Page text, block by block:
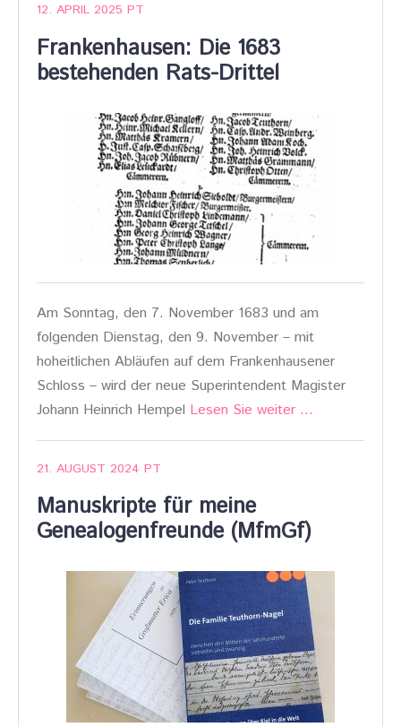
12. APRIL 2025 PT
Frankenhausen: Die 1683
bestehenden Rats-Drittel
Am Sonntag, den 7. November 1683 und am
folgenden Dienstag, den 9. November – mit
hoheitlichen Abläufen auf dem Frankenhausener
Schloss – wird der neue Superintendent Magister
Johann Heinrich Hempel Lesen Sie weiter …
21. AUGUST 2024 PT
Manuskripte für meine
Genealogenfreunde (MfmGf)